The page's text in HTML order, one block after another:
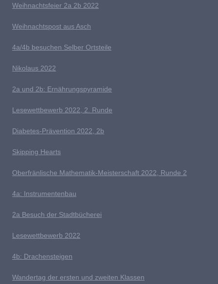
Weihnachtsfeier 2a 2b 2022
Weihnachtspost aus Asch
4a/4b besuchen Selber Ortsteile
Nikolaus 2022
2a und 2b: Ernährungspyramide
Lesewettbewerb 2022, 2. Runde
Diabetes-Prävention 2022, 2b
Skipping Hearts
Oberfränlische Mathematik-Meisterschaft 2022, Runde 2
4a: Instrumentenbau
2a Besuch der Stadtbücherei
L esewettbewerb 2022
4b: Drachensteigen
Wandertag der ersten und zweiten Klassen